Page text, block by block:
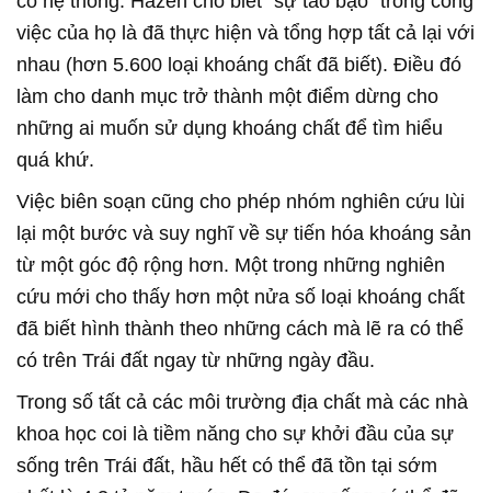
việc của họ là đã thực hiện và tổng hợp tất cả lại với
nhau (hơn 5.600 loại khoáng chất đã biết). Điều đó
làm cho danh mục trở thành một điểm dừng cho
những ai muốn sử dụng khoáng chất để tìm hiểu
quá khứ.
Việc biên soạn cũng cho phép nhóm nghiên cứu lùi
lại một bước và suy nghĩ về sự tiến hóa khoáng sản
từ một góc độ rộng hơn. Một trong những nghiên
cứu mới cho thấy hơn một nửa số loại khoáng chất
đã biết hình thành theo những cách mà lẽ ra có thể
có trên Trái đất ngay từ những ngày đầu.
Trong số tất cả các môi trường địa chất mà các nhà
khoa học coi là tiềm năng cho sự khởi đầu của sự
sống trên Trái đất, hầu hết có thể đã tồn tại sớm